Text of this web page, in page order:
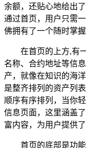
余额，还贴心地给出
通过首页，用户只需
佛拥有了一个随时掌
在首页的上方,有
名称、合约地址等信
产，就像在知识的海
是整齐排列的资产列
顺序有序排列，当你
信息页面，这里涵盖
富内容，为用户提供
首页的底部是功